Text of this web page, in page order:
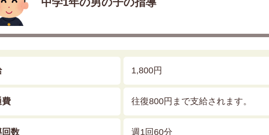
1,800円
費 往復800円まで支給されます。
数 週1回60分